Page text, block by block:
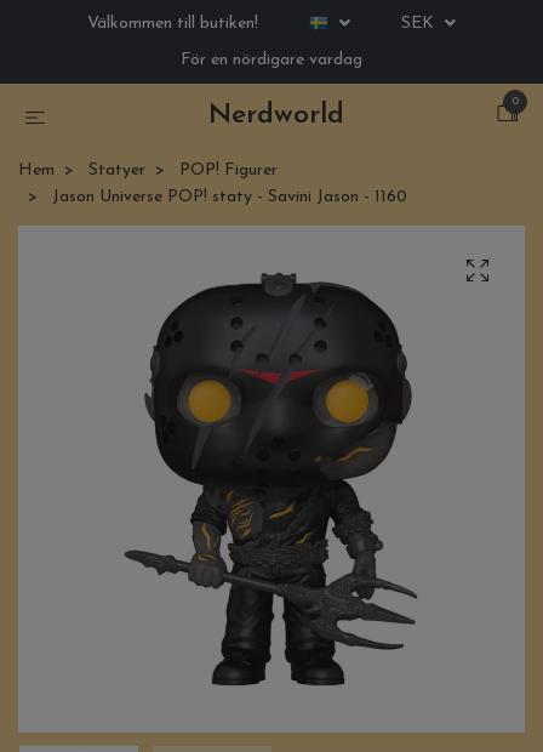
Välkommen till butiken!
SEK
För en nördigare vardag
Nerdworld
0
Hem Statyer
POP! Figurer
Jason Universe POP! staty - Savini Jason - 1160